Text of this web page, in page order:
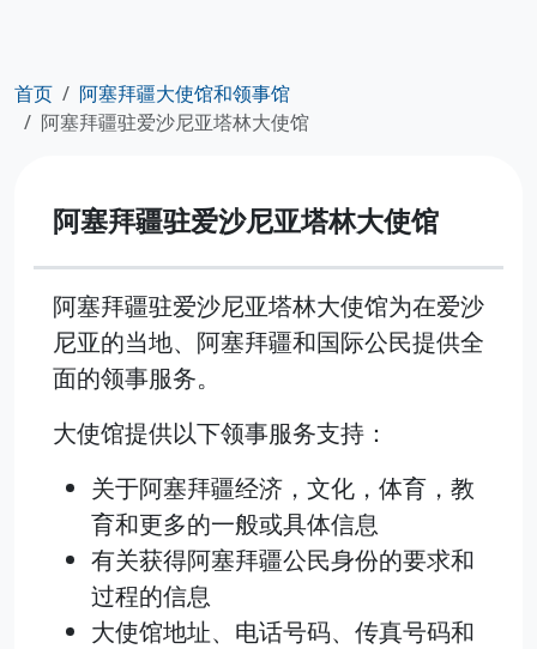
首页
阿塞拜疆大使馆和领事馆
阿塞拜疆驻爱沙尼亚塔林大使馆
阿塞拜疆驻爱沙尼亚塔林大使馆
阿塞拜疆驻爱沙尼亚塔林大使馆为在爱沙
尼亚的当地、阿塞拜疆和国际公民提供全
面的领事服务。
大使馆提供以下领事服务支持：
关于阿塞拜疆经济，文化，体育，教
育和更多的一般或具体信息
有关获得阿塞拜疆公民身份的要求和
过程的信息
大使馆地址、电话号码、传真号码和